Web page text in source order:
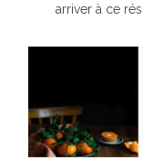
arriver à ce